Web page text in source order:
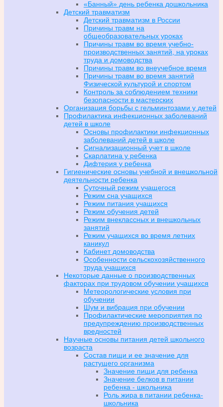
«Банный» день ребенка дошкольника
Детский травматизм
Детский травматизм в России
Причины травм на
общеобразовательных уроках
Причины травм во время учебно-
производственных занятий, на уроках
труда и домоводства
Причины травм во внеучебное время
Причины травм во время занятий
Физической культурой и спортом
Контроль за соблюдением техники
безопасности в мастерских
Организация борьбы с гельминтозами у детей
Профилактика инфекционных заболеваний
детей в школе
Основы профилактики инфекционных
заболеваний детей в школе
Сигнализационный учет в школе
Скарлатина у ребенка
Дифтерия у ребенка
Гигиенические основы учебной и внешкольной
деятельности ребенка
Суточный режим учащегося
Режим сна учащихся
Режим питания учащихся
Режим обучения детей
Режим внеклассных и внешкольных
занятий
Режим учащихся во время летних
каникул
Кабинет домоводства
Особенности сельскохозяйственного
труда учащихся
Некоторые данные о производственных
факторах при трудовом обучении учащихся
Метеорологические условия при
обучении
Шум и вибрация при обучении
Профилактические мероприятия по
предупреждению производственных
вредностей
Научные основы питания детей школьного
возраста
Состав пищи и ее значение для
растущего организма
Значение пищи для ребенка
Значение белков в питании
ребенка - школьника
Роль жира в питании ребенка-
школьника